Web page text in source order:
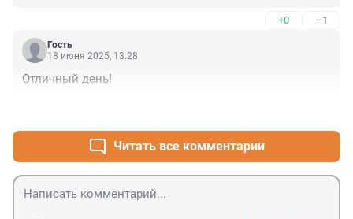
+0 –1
Гость
18 июня 2025, 13:28
Отличный день!
Читать все комментарии